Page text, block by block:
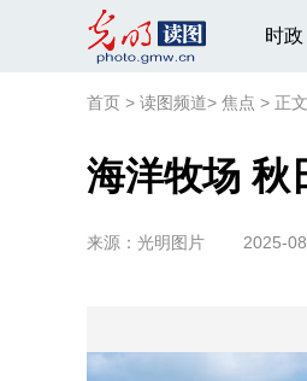
时政
首页 > 读图频道> 焦点 > 正文
海洋牧场 秋
来源： 光明图片 2025-